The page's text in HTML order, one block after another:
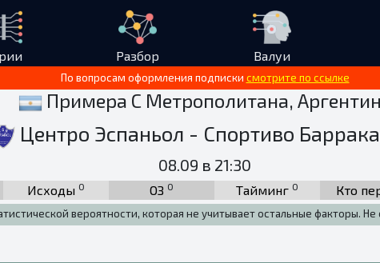
Разбор Валуи
По вопросам оформления подписки смотрите по ссылке
Примера С Метрополитана,
Центро Эспаньол - Спортиво
08.09 в 21:30
Исходы 0 ОЗ 0 Тайминг 0 Кто
вероятности, которая не учитывает остальные факторы. Не